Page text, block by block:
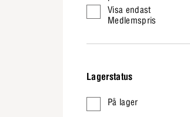
Visa endast
Medlemspris
Lagerstatus
På lager